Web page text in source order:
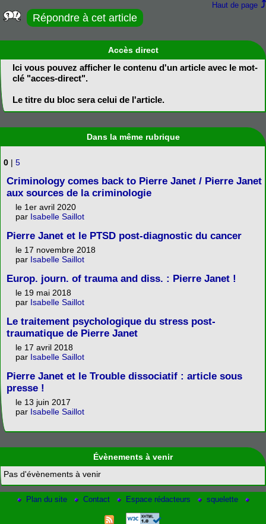
Haut de page
Répondre à cet article
Accès direct
Ici vous pouvez afficher le contenu d'un article avec le mot-
clé "acces-direct".
Le titre du bloc sera celui de l'article.
Dans la même rubrique
0 | 5
Criminology comes back to Pierre Janet / Pierre Janet
aux sources de la criminologie
le 1er avril 2020
par Isabelle Saillot
Pierre Janet et le PTSD post-diagnostic du cancer
le 17 novembre 2018
par Isabelle Saillot
Europ. journ. of trauma and diss. : Pierre Janet !
le 19 mai 2018
par Isabelle Saillot
Le traitement psychologique du stress post-
traumatique de Pierre Janet
le 17 avril 2018
par Isabelle Saillot
Pierre Janet et le Trouble dissociatif : article sous
presse !
le 13 juin 2017
par Isabelle Saillot
Évènements à venir
Pas d'évènements à venir
Plan du site Contact Espace rédacteurs squelette